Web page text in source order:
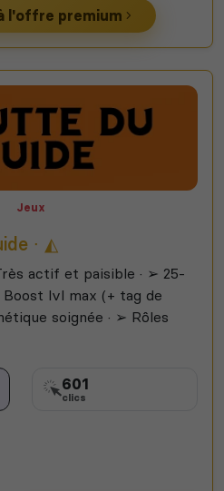
l'offre premium
Jeux
∙ ◭
actif et paisible · ➢ 25-
Boost lvl max (+ tag de
soignée · ➢ Rôles
601
clics